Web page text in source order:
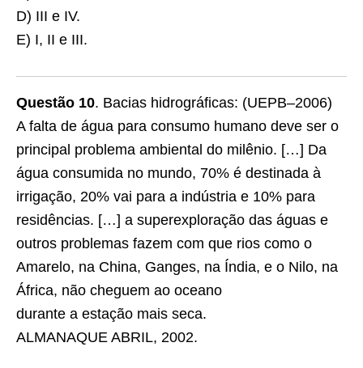
D) III e IV.
E) I, II e III.
Questão 10. Bacias hidrográficas: (UEPB–2006)
A falta de água para consumo humano deve ser o
principal problema ambiental do milênio. […] Da
água consumida no mundo, 70% é destinada à
irrigação, 20% vai para a indústria e 10% para
residências. […] a superexploração das águas e
outros problemas fazem com que rios como o
Amarelo, na China, Ganges, na Índia, e o Nilo, na
África, não cheguem ao oceano
durante a estação mais seca.
ALMANAQUE ABRIL, 2002.